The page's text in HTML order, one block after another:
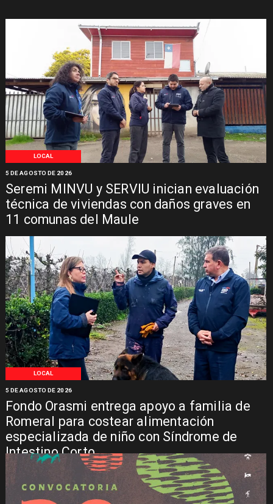
LOCAL
Seremi MINVU y SERVIU inician evaluación
técnica de viviendas con daños graves en
11 comunas del Maule
5 DE AGOSTO DE 2026
LOCAL
Fondo Orasmi entrega apoyo a familia de
Romeral para costear alimentación
especializada de niño con Síndrome de
Intestino Corto
5 DE AGOSTO DE 2026